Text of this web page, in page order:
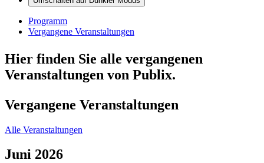
Programm
Vergangene Veranstaltungen
Hier finden Sie alle vergangenen
Veranstaltungen von Publix.
Vergangene Veranstaltungen
Alle Veranstaltungen
Juni 2026